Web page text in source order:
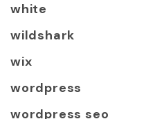
white
wildshark
wix
wordpress
wordpress seo